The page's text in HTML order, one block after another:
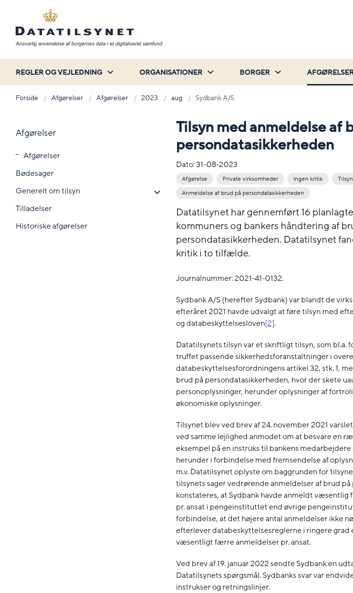
REGLER OG VEJLEDNING ORGANISATIONER BORGER
Forside Afgørelser Afgørelser 2023 aug Sydbank A/S
Afgørelser
Afgørelser
Bødesager
Generelt om tilsyn
Tilladelser
Historiske afgørelser
Tilsyn med anmeldelse af
persondatasikkerheden
Dato:31-08-2023
Afgørelse Private virksomheder Ingen kritik
Anmeldelse af brud på persondatasikkerheden
Datatilsynet har gennemført 16
kommuners og bankers håndtering af
persondatasikkerheden. Datatilsynet
kritik i to tilfælde.
Journalnummer: 2021-41-0132.
Sydbank A/S (herefter Sydbank) var blandt de
efteråret 2021 havde udvalgt at føre tilsyn med
og databeskyttelsesloven[2].
Datatilsynets tilsyn var et skriftligt tilsyn, som bl.a.
truffet passende sikkerhedsforanstaltninger i
databeskyttelsesforordningens artikel 32, stk. 1,
brud på persondatasikkerheden, hvor der skete
personoplysninger, herunder oplysninger af
økonomiske oplysninger.
Tilsynet blev ved brev af 24. november 2021
ved samme lejlighed anmodet om at besvare en
eksempel på en instruks til bankens
herunder i forbindelse med fremsendelse af
m.v. Datatilsynet oplyste om baggrunden for
tilsynets sager vedrørende anmeldelser af brud
konstateres, at Sydbank havde anmeldt
pr. ansat i pengeinstituttet end øvrige
forbindelse, at det højere antal anmeldelser ikke
efterlever databeskyttelsesreglerne i ringere
væsentligt færre anmeldelser pr. ansat.
Ved brev af 19. januar 2022 sendte Sydbank en
Datatilsynets spørgsmål. Sydbanks svar var
instrukser og retningslinjer.